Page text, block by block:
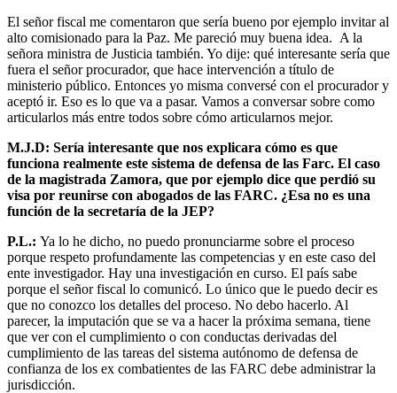
El señor fiscal me comentaron que sería bueno por ejemplo invitar al
alto comisionado para la Paz. Me pareció muy buena idea. A la
señora ministra de Justicia también. Yo dije: qué interesante sería que
fuera el señor procurador, que hace intervención a título de
ministerio público. Entonces yo misma conversé con el procurador y
aceptó ir. Eso es lo que va a pasar. Vamos a conversar sobre como
articularlos más entre todos sobre cómo articularnos mejor.
M.J.D: Sería interesante que nos explicara cómo es que
funciona realmente este sistema de defensa de las Farc. El caso
de la magistrada Zamora, que por ejemplo dice que perdió su
visa por reunirse con abogados de las FARC. ¿Esa no es una
función de la secretaría de la JEP?
P.L.: Ya lo he dicho, no puedo pronunciarme sobre el proceso
porque respeto profundamente las competencias y en este caso del
ente investigador. Hay una investigación en curso. El país sabe
porque el señor fiscal lo comunicó. Lo único que le puedo decir es
que no conozco los detalles del proceso. No debo hacerlo. Al
parecer, la imputación que se va a hacer la próxima semana, tiene
que ver con el cumplimiento o con conductas derivadas del
cumplimiento de las tareas del sistema autónomo de defensa de
confianza de los ex combatientes de las FARC debe administrar la
jurisdicción.